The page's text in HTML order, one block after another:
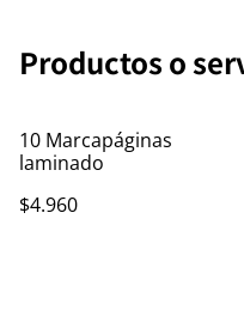
Productos o
10 Marcapáginas
laminado
$4.960